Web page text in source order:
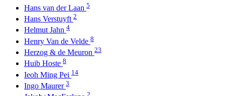
Hans van der Laan 5
Hans Verstuyft 2
Helmut Jahn 4
Henry Van de Velde 8
Herzog & de Meuron 23
Huib Hoste 8
Ieoh Ming Pei 14
Ingo Maurer 3
2